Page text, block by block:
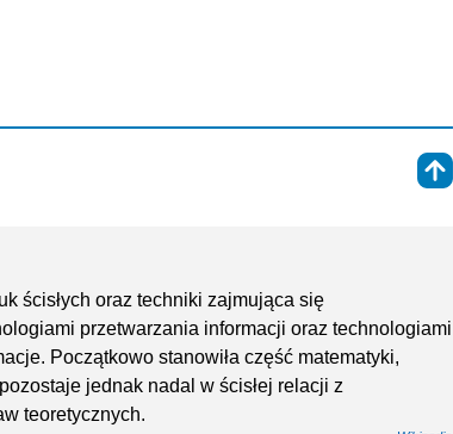
ścisłych oraz techniki zajmująca się
przetwarzania informacji oraz technologiami
Początkowo stanowiła część matematyki,
jednak nadal w ścisłej relacji z
teoretycznych.